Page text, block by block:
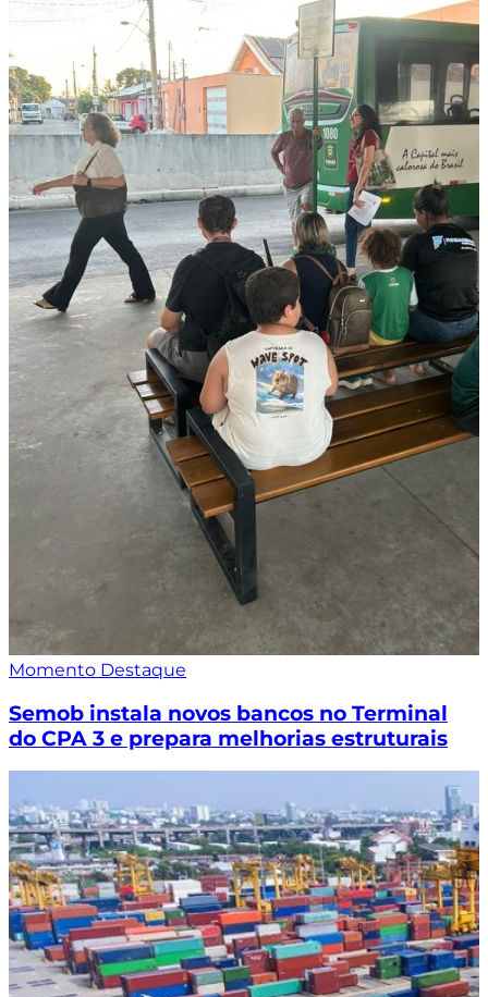
Momento Destaque
Semob instala novos bancos no Terminal
do CPA 3 e prepara melhorias estruturais